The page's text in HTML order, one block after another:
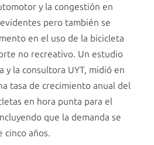
y la congestión en
pero también se
en el uso de la bicicleta
no recreativo. Un estudio
y la consultora UYT, midió en
tasa de crecimiento anual del
en hora punta para el
que la demanda se
cinco años.